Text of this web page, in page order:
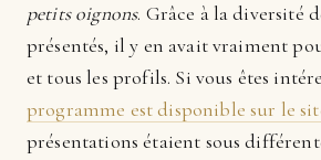
petits oignons. Grâce à la diversité
présentés, il y en avait vraiment
et tous les profils. Si vous êtes
programme est disponible sur le
présentations étaient sous